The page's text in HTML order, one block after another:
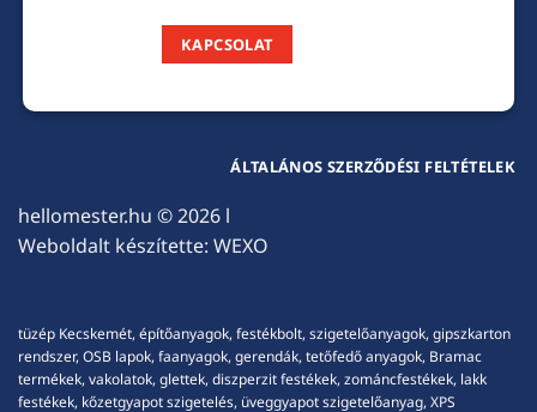
KAPCSOLAT
hellomester.hu © 2026 l
Weboldalt készítette: WEXO
ÁLTALÁNOS SZERZŐDÉSI FELTÉTELEK
tüzép Kecskemét, építőanyagok, festékbolt, szigetelőanyagok, gipszkarton
rendszer, OSB lapok, faanyagok, gerendák, tetőfedő anyagok, Bramac
termékek, vakolatok, glettek, diszperzit festékek, zománcfestékek, lakk
festékek, kőzetgyapot szigetelés, üveggyapot szigetelőanyag, XPS